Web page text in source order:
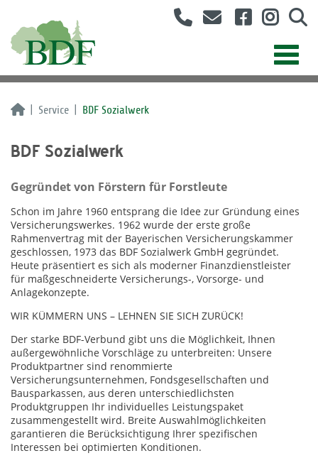
Service BDF Sozialwerk
BDF Sozialwerk
Gegründet von Förstern für Forstleute
Schon im Jahre 1960 entsprang die Idee zur Gründung eines
Versicherungswerkes. 1962 wurde der erste große
Rahmenvertrag mit der Bayerischen Versicherungskammer
geschlossen, 1973 das BDF Sozialwerk GmbH gegründet.
Heute präsentiert es sich als moderner Finanzdienstleister
für maßgeschneiderte Versicherungs-, Vorsorge- und
Anlagekonzepte.
WIR KÜMMERN UNS – LEHNEN SIE SICH ZURÜCK!
Der starke BDF-Verbund gibt uns die Möglichkeit, Ihnen
außergewöhnliche Vorschläge zu unterbreiten: Unsere
Produktpartner sind renommierte
Versicherungsunternehmen, Fondsgesellschaften und
Bausparkassen, aus deren unterschiedlichsten
Produktgruppen Ihr individuelles Leistungspaket
zusammengestellt wird. Breite Auswahlmöglichkeiten
garantieren die Berücksichtigung Ihrer spezifischen
Interessen bei optimierten Konditionen.